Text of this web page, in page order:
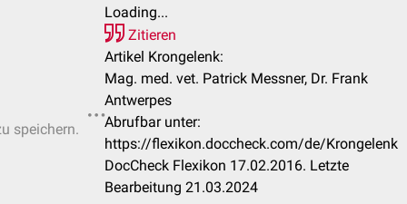
speichern.
Loading...
Zitieren
Artikel Krongelenk:
Mag. med. vet. Patrick Messner, Dr. Frank
Antwerpes
Abrufbar unter:
https://flexikon.doccheck.com/de/Krongelenk
DocCheck Flexikon 17.02.2016. Letzte
Bearbeitung 21.03.2024